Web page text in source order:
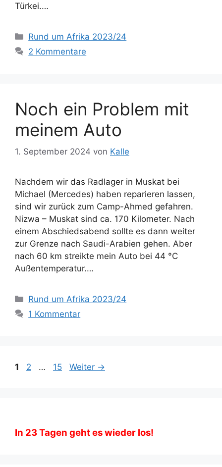
Türkei.…
Kategorien
Rund um Afrika 2023/24
2 Kommentare
Noch ein Problem mit
meinem Auto
1. September 2024 von Kalle
Nachdem wir das Radlager in Muskat bei
Michael (Mercedes) haben reparieren lassen,
sind wir zurück zum Camp-Ahmed gefahren.
Nizwa – Muskat sind ca. 170 Kilometer. Nach
einem Abschiedsabend sollte es dann weiter
zur Grenze nach Saudi-Arabien gehen. Aber
nach 60 km streikte mein Auto bei 44 °C
Außentemperatur.…
Kategorien
Rund um Afrika 2023/24
1 Kommentar
Seite
1 Seite
2 … Seite
15 Weiter →
In 23Tagen geht es wieder los!